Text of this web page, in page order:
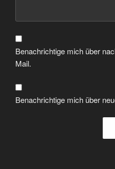
Benachrichtige mich über
Mail.
Benachrichtige mich über